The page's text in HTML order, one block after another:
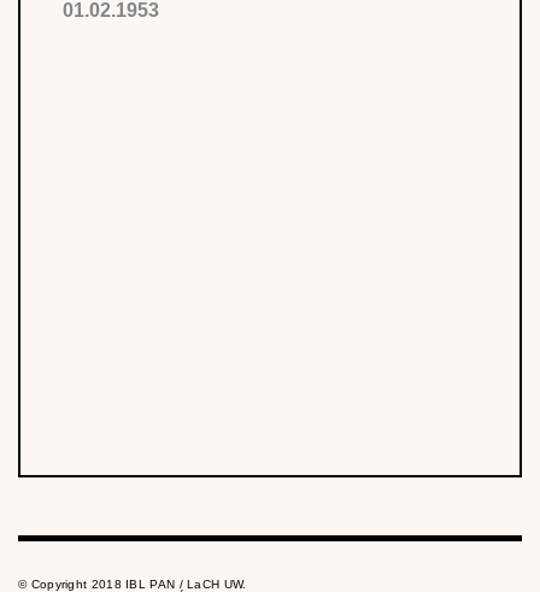
01.02.1953
© Copyright 2018 IBL PAN / LaCH UW.